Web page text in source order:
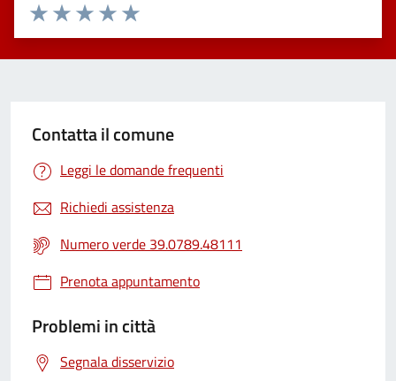
Valuta 5 stelle su 5
Valuta 4 stelle su 5
Valuta 3 stelle su 5
Valuta 2 stelle su 5
Valuta 1 stelle su 5
Contatta il comune
Leggi le domande frequenti
Richiedi assistenza
Numero verde 39.0789.48111
Prenota appuntamento
Problemi in città
Segnala disservizio